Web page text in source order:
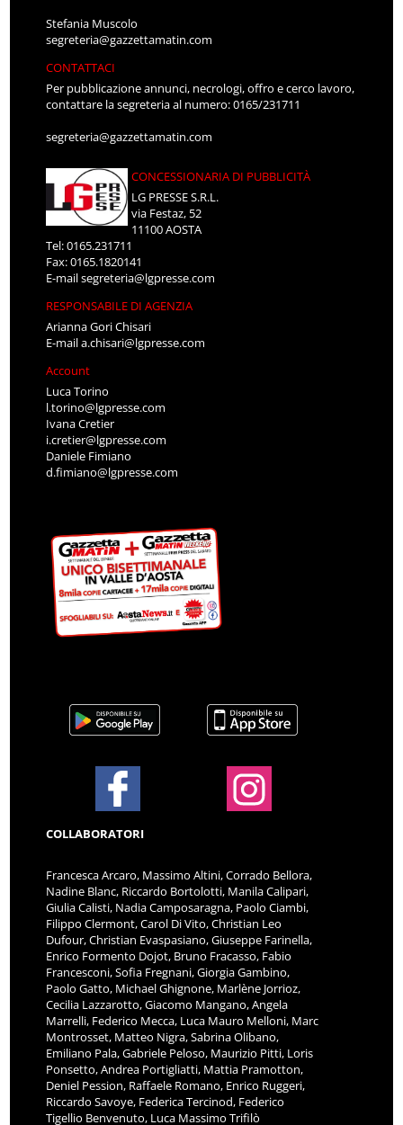
Stefania Muscolo
segreteria@gazzettamatin.com
CONTATTACI
Per pubblicazione annunci, necrologi, offro e cerco lavoro,
contattare la segreteria al numero: 0165/231711
segreteria@gazzettamatin.com
CONCESSIONARIA DI PUBBLICITÀ
LG PRESSE S.R.L.
via Festaz, 52
11100 AOSTA
Tel: 0165.231711
Fax: 0165.1820141
E-mailsegreteria@lgpresse.com
RESPONSABILE DI AGENZIA
Arianna Gori Chisari
E-maila.chisari@lgpresse.com
Account
Luca Torino
l.torino@lgpresse.com
Ivana Cretier
i.cretier@lgpresse.com
Daniele Fimiano
d.fimiano@lgpresse.com
COLLABORATORI
Francesca Arcaro, Massimo Altini, Corrado Bellora,
Nadine Blanc, Riccardo Bortolotti, Manila Calipari,
Giulia Calisti, Nadia Camposaragna, Paolo Ciambi,
Filippo Clermont, Carol Di Vito, Christian Leo
Dufour, Christian Evaspasiano, Giuseppe Farinella,
Enrico Formento Dojot, Bruno Fracasso, Fabio
Francesconi, Sofia Fregnani, Giorgia Gambino,
Paolo Gatto, Michael Ghignone, Marlène Jorrioz,
Cecilia Lazzarotto, Giacomo Mangano, Angela
Marrelli, Federico Mecca, Luca Mauro Melloni, Marc
Montrosset, Matteo Nigra, Sabrina Olibano,
Emiliano Pala, Gabriele Peloso, Maurizio Pitti, Loris
Ponsetto, Andrea Portigliatti, Mattia Pramotton,
Deniel Pession, Raffaele Romano, Enrico Ruggeri,
Riccardo Savoye, Federica Tercinod, Federico
Tigellio Benvenuto, Luca Massimo Trifilò